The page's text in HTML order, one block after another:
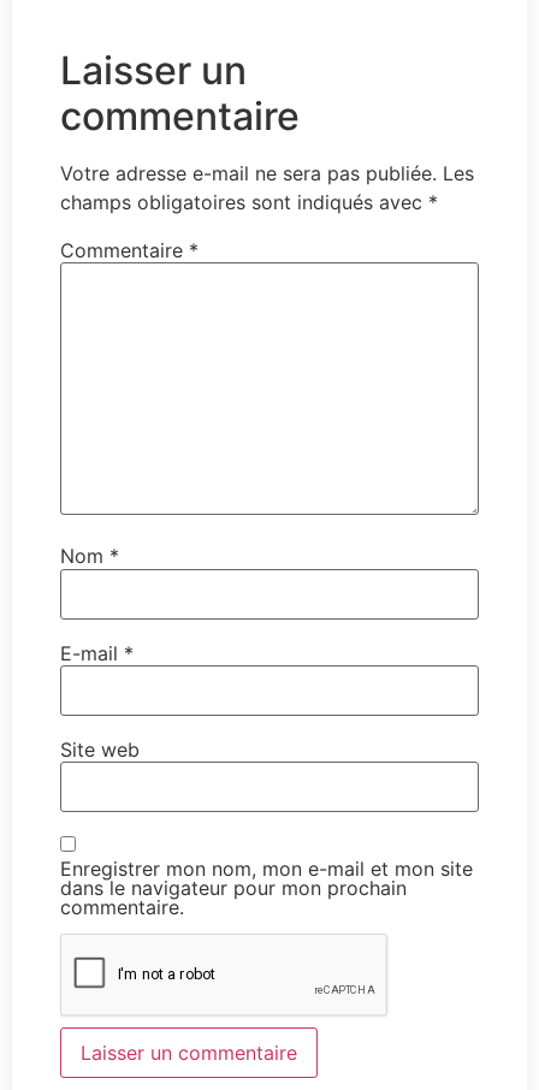
Laisser un
commentaire
Votre adresse e-mail ne sera pas publiée. Les
champs obligatoires sont indiqués avec *
Commentaire *
Nom *
E-mail *
Site web
Enregistrer mon nom, mon e-mail et mon site
dans le navigateur pour mon prochain
commentaire.